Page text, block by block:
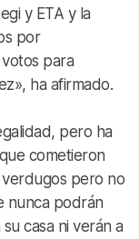
y ETA y la
por
para
ha afirmado.
pero ha
cometieron
verdugos pero no
nunca podrán
casa ni verán a